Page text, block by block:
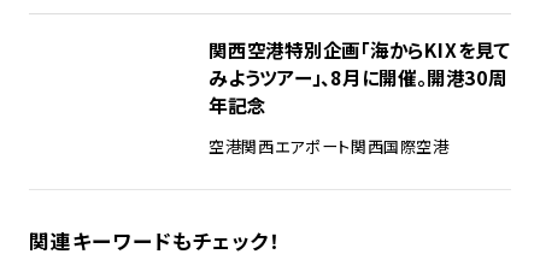
関西空港特別企画「海からKIXを見て
みようツアー」、8月に開催。開港30周
年記念
空港関西エアポート関西国際空港
関連キーワードもチェック！